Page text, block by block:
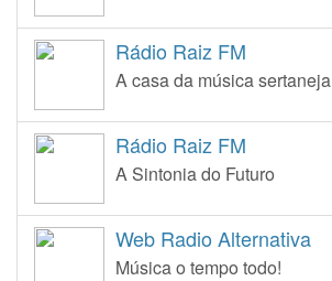
Rádio Raiz FM
A casa da música sertaneja
Rádio Raiz FM
A Sintonia do Futuro
Web Radio Alternativa
Música o tempo todo!